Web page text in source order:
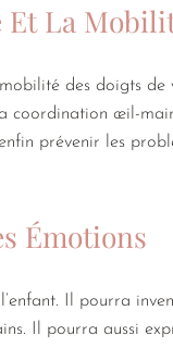
La
des doigts de
coordination œil-
prévenir les
Émotions
Il pourra
Il pourra aussi